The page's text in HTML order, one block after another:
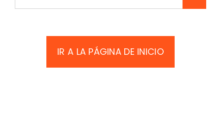
IR A LA PÁGINA DE INICIO